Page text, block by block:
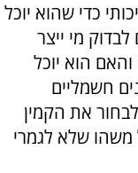
כדי שהוא יוכל
מי ייצר
הוא יוכל
חשמליים
את הקמין
שלא לגמרי